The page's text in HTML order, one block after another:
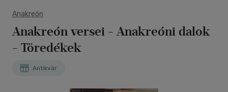
Anakreón
Anakreón versei - Anakreóni dalok
- Töredékek
Antikvár